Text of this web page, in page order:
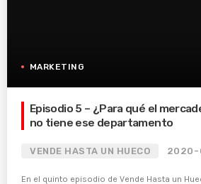
MARKETING
Episodio 5 – ¿Para qué el
no tiene ese departamento
VENDE HASTA UN HUECO
En el quinto episodio de Vende Hasta un